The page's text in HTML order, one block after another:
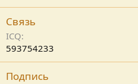
Связь
ICQ
593754233
Подпись